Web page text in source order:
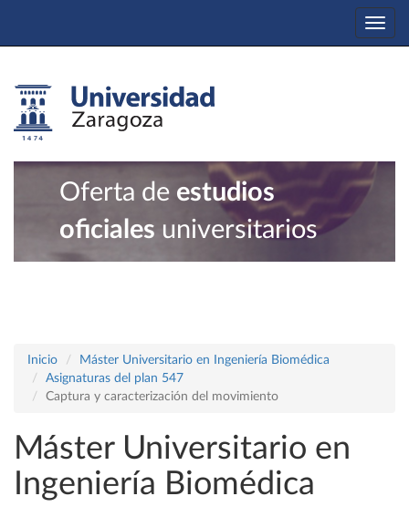
Oferta de estudios
oficiales universitarios
Inicio
Máster Universitario en Ingeniería Biomédica
Asignaturas del plan 547
Captura y caracterización del movimiento
Máster Universitario en
Ingeniería Biomédica